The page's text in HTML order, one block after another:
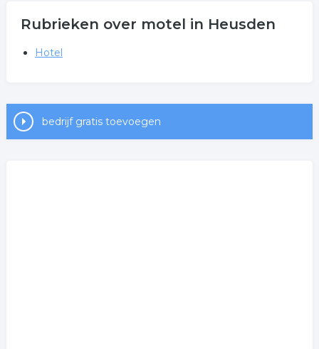
Rubrieken over motel in Heusden
Hotel
bedrijf gratis toevoegen